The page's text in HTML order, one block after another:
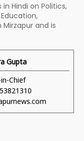
Hindi on Politics,
and is
Gupta
Chief